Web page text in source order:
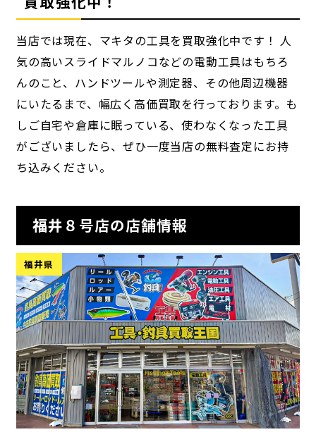
当店では現在、マキタの工具を買取強化中です！ 人
気の高いスライドマルノコなどの電動工具はもちろ
んのこと、ハンドツールや測定器、その他周辺機器
にいたるまで、幅広く高価買取を行っております。も
しご自宅や倉庫に眠っている、使わなくなった工具
がございましたら、ぜひ一度当店の無料査定にお持
ち込みください。
福井８号店の店舗情報
福井県